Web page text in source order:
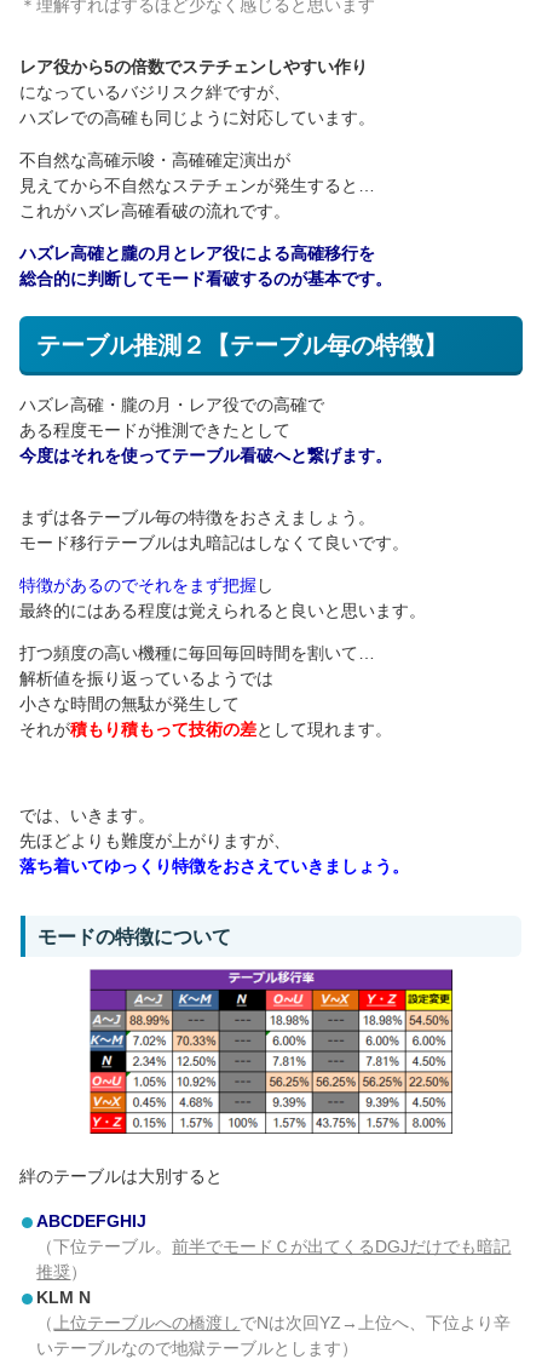
＊理解すればするほど少なく感じると思います
レア役から5の倍数でステチェンしやすい作り
になっているバジリスク絆ですが、
ハズレでの高確も同じように対応しています。
不自然な高確示唆・高確確定演出が
見えてから不自然なステチェンが発生すると…
これがハズレ高確看破の流れです。
ハズレ高確と朧の月とレア役による高確移行を
総合的に判断してモード看破するのが基本です。
テーブル推測２【テーブル毎の特徴】
ハズレ高確・朧の月・レア役での高確で
ある程度モードが推測できたとして
今度はそれを使ってテーブル看破へと繋げます。
まずは各テーブル毎の特徴をおさえましょう。
モード移行テーブルは丸暗記はしなくて良いです。
特徴があるのでそれをまず把握 し
最終的にはある程度は覚えられると良いと思います。
打つ頻度の高い機種に毎回毎回時間を割いて…
解析値を振り返っているようでは
小さな時間の無駄が発生して
それが積もり積もって技術の差として現れます。
では、いきます。
先ほどよりも難度が上がりますが、
落ち着いてゆっくり特徴をおさえていきましょう。
モードの特徴について
絆のテーブルは大別すると
ABCDEFGHIJ
（下位テーブル。前半でモードＣが出てくるDGJだけでも暗記
推奨）
KLM N
（上位テーブルへの橋渡しでNは次回YZ→上位へ、下位より辛
いテーブルなので地獄テーブルとします）